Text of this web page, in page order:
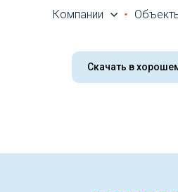
Компании
Скачать в